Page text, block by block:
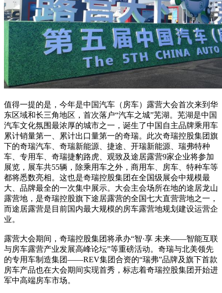
值得一提的是，今年是中国汽车（房车）露营大会首次来到华
东区域和长三角地区，首次落户“汽车之城”芜湖。芜湖是中国
汽车文化氛围最浓厚的城市之一，诞生了中国自主品牌乘用车
累计销量第一、累计出口量第一的奇瑞。此次奇瑞控股集团旗
下的奇瑞汽车、奇瑞新能源、捷途、开瑞新能源、瑞弗特种
车、专用车、奇瑞捷豹路虎、观致及途居露营9家企业将参加
展览，展车共55辆，除乘用车之外，商用车、房车、特种车等
都将悉数亮相。这也是奇瑞控股集团在全国级展会中规模最
大、品牌最全的一次集中展示。大会主会场所在地的途居龙山
露营地，是奇瑞控股旗下途居露营的全国七大直营营地之一，
而途居露营是目前国内最大规模的房车露营地规划建设运营企
业。
露营大会期间，奇瑞控股集团将承办“智·享 未来——智能互联
与房车露营产业发展高峰论坛”等重磅活动。奇瑞与北美领先
的专用车制造集团——REV集团合资的“瑞弗”品牌及旗下首款
房车产品也在大会期间实现首秀，标志着奇瑞控股集团开始进
军中高端房车市场。